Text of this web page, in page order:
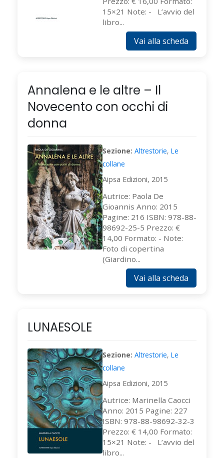
15×21 Note: - L’avvio del
libro...
Vai alla scheda
Annalena e le altre – Il
Novecento con occhi di
donna
Sezione: Altrestorie, Le
collane
Aipsa Edizioni, 2015
Autrice: Paola De
Gioannis Anno: 2015
Pagine: 216 ISBN: 978-88-
98692-25-5 Prezzo: €
14,00 Formato: - Note:
Foto di copertina
(Giardino...
Vai alla scheda
LUNAESOLE
Sezione: Altrestorie, Le
collane
Aipsa Edizioni, 2015
Autrice: Marinella Caocci
Anno: 2015 Pagine: 227
ISBN: 978-88-98692-32-3
Prezzo: € 14,00 Formato:
15×21 Note: - L’avvio del
libro...